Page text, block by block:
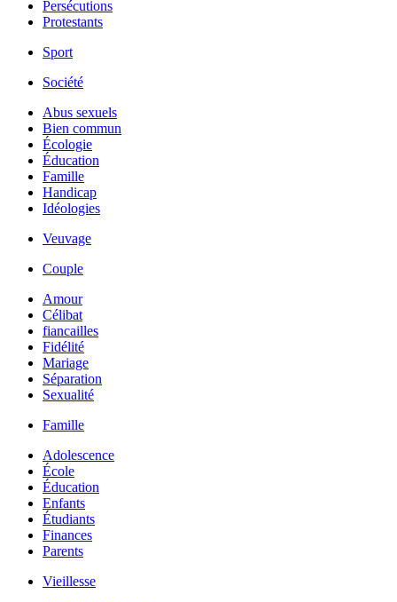
Persécutions
Protestants
Sport
Société
Abus sexuels
Bien commun
Écologie
Éducation
Famille
Handicap
Idéologies
Veuvage
Couple
Amour
Célibat
fiancailles
Fidélité
Mariage
Séparation
Sexualité
Famille
Adolescence
École
Éducation
Enfants
Étudiants
Finances
Parents
Vieillesse